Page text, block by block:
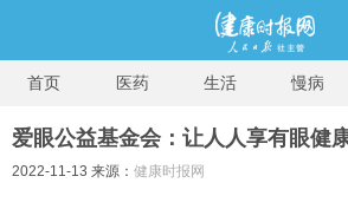
首页 医药 生活 慢病
爱眼公益基金会：让人人享有眼健
2022-11-13 来源： 健康时报网